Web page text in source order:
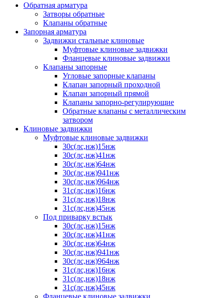
Обратная арматура
Затворы обратные
Клапаны обратные
Запорная арматура
Задвижки стальные клиновые
Муфтовые клиновые задвижки
Фланцевые клиновые задвижки
Клапаны запорные
Угловые запорные клапаны
Клапан запорный проходной
Клапан запорный прямой
Клапаны запорно-регулирующие
Обратные клапаны с металлическим
затвором
Клиновые задвижки
Муфтовые клиновые задвижки
30с(лс,нж)15нж
30с(лс,нж)41нж
30с(лс,нж)64нж
30с(лс,нж)941нж
30с(лс,нж)964нж
31с(лс,нж)16нж
31с(лс,нж)18нж
31с(лс,нж)45нж
Под приварку встык
30с(лс,нж)15нж
30с(лс,нж)41нж
30с(лс,нж)64нж
30с(лс,нж)941нж
30с(лс,нж)964нж
31с(лс,нж)16нж
31с(лс,нж)18нж
31с(лс,нж)45нж
Фланцевые клиновые задвижки